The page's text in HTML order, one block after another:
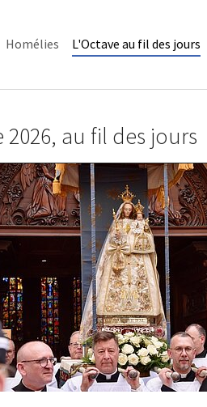
Homélies L'Octave au fil des jours
2026, au fil des jours